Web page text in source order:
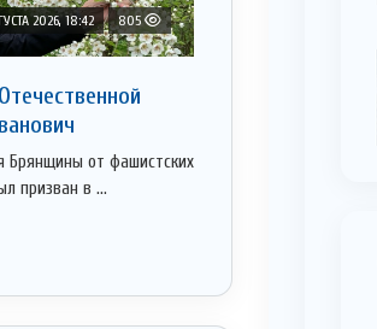
2026, 18:42 805
Брянщины от фашистских
призван в ...